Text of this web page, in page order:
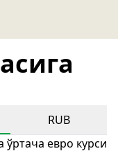
RUB
ўртача евро курси